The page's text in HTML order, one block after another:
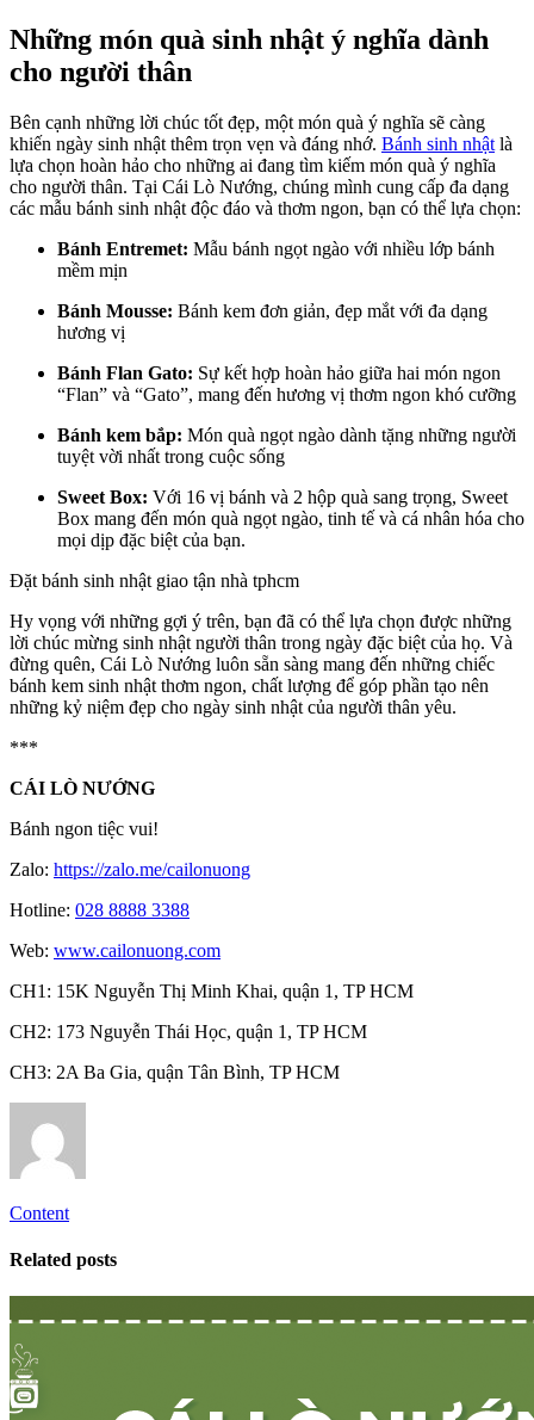
Những món quà sinh nhật ý nghĩa dành
cho người thân
Bên cạnh những lời chúc tốt đẹp, một món quà ý nghĩa sẽ càng
khiến ngày sinh nhật thêm trọn vẹn và đáng nhớ. Bánh sinh nhật là
lựa chọn hoàn hảo cho những ai đang tìm kiếm món quà ý nghĩa
cho người thân. Tại Cái Lò Nướng, chúng mình cung cấp đa dạng
các mẫu bánh sinh nhật độc đáo và thơm ngon, bạn có thể lựa chọn:
Bánh Entremet: Mẫu bánh ngọt ngào với nhiều lớp bánh
mềm mịn
Bánh Mousse: Bánh kem đơn giản, đẹp mắt với đa dạng
hương vị
Bánh Flan Gato: Sự kết hợp hoàn hảo giữa hai món ngon
“Flan” và “Gato”, mang đến hương vị thơm ngon khó cưỡng
Bánh kem bắp: Món quà ngọt ngào dành tặng những người
tuyệt vời nhất trong cuộc sống
Sweet Box: Với 16 vị bánh và 2 hộp quà sang trọng, Sweet
Box mang đến món quà ngọt ngào, tinh tế và cá nhân hóa cho
mọi dịp đặc biệt của bạn.
Đặt bánh sinh nhật giao tận nhà tphcm
Hy vọng với những gợi ý trên, bạn đã có thể lựa chọn được những
lời chúc mừng sinh nhật người thân trong ngày đặc biệt của họ. Và
đừng quên, Cái Lò Nướng luôn sẵn sàng mang đến những chiếc
bánh kem sinh nhật thơm ngon, chất lượng để góp phần tạo nên
những kỷ niệm đẹp cho ngày sinh nhật của người thân yêu.
***
CÁI LÒ NƯỚNG
Bánh ngon tiệc vui!
Zalo: https://zalo.me/cailonuong
Hotline: 028 8888 3388
Web: www.cailonuong.com
CH1: 15K Nguyễn Thị Minh Khai, quận 1, TP HCM
CH2: 173 Nguyễn Thái Học, quận 1, TP HCM
CH3: 2A Ba Gia, quận Tân Bình, TP HCM
Content
Related posts